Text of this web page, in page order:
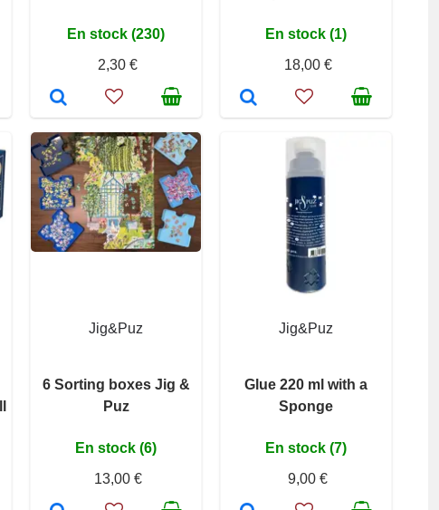
En stock (230)
2,30 €
En stock (1)
18,00 €
Jig&Puz
6 Sorting boxes Jig &
Puz
En stock (6)
13,00 €
Jig&Puz
Glue 220 ml with a
Sponge
En stock (7)
9,00 €